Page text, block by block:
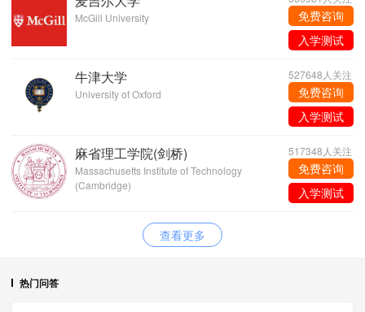
McGill University
免费咨询
入学测试
牛津大学
University of Oxford
527648人关注
免费咨询
入学测试
麻省理工学院(剑桥)
Massachusetts Institute of Technology
(Cambridge)
517348人关注
免费咨询
入学测试
查看更多
热门问答